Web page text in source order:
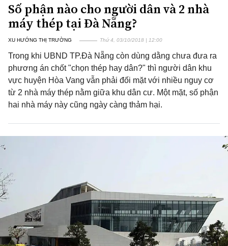
Số phận nào cho người dân và 2 nhà
máy thép tại Đà Nẵng?
XU HƯỚNG THỊ TRƯỜNG Thứ 4, 03/10/2018 | 12:00
Trong khi UBND TP.Đà Nẵng còn dùng dằng chưa đưa ra
phương án chốt "chọn thép hay dân?" thì người dân khu
vực huyện Hòa Vang vẫn phải đối mặt với nhiều nguy cơ
từ 2 nhà máy thép nằm giữa khu dân cư. Một mặt, số phận
hai nhà máy này cũng ngày càng thảm hại.